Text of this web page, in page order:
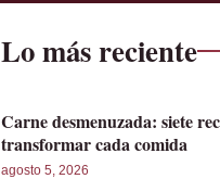
Lo más reciente
Carne desmenuzada: siete
transformar cada comida
agosto 5, 2026